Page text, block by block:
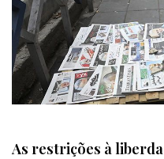
As restrições à